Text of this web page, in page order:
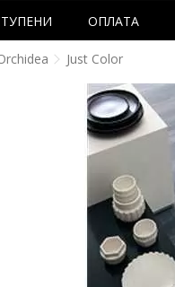
ОПЛАТА
Just Color